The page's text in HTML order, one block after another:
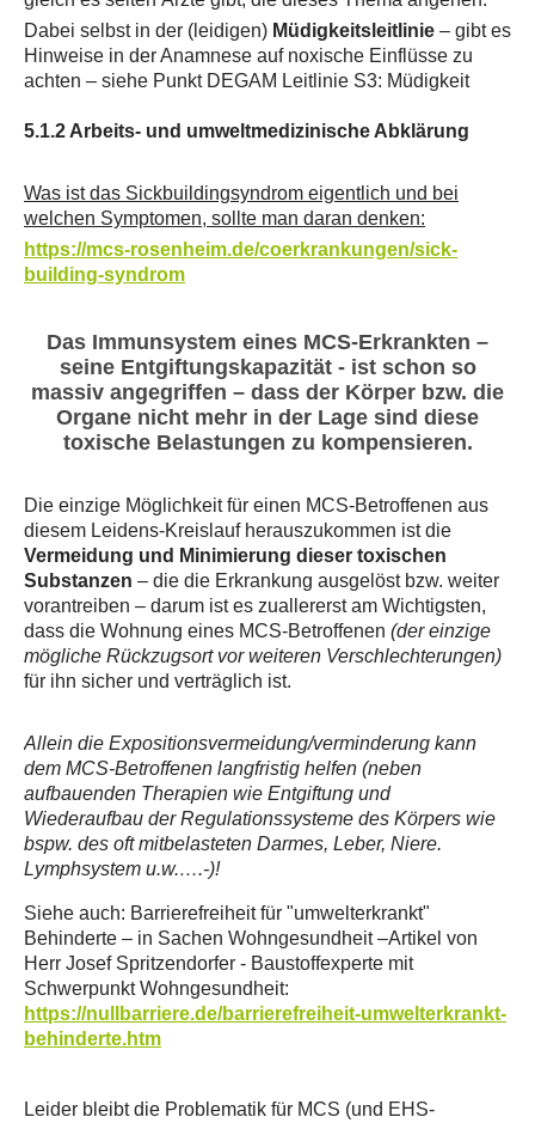
Dabei selbst in der (leidigen) Müdigkeitsleitlinie – gibt es
Hinweise in der Anamnese auf noxische Einflüsse zu
achten – siehe Punkt DEGAM Leitlinie S3: Müdigkeit
5.1.2 Arbeits- und umweltmedizinische Abklärung
Was ist das Sickbuildingsyndrom eigentlich und bei
welchen Symptomen, sollte man daran denken:
https://mcs-rosenheim.de/coerkrankungen/sick-
building-syndrom
Das Immunsystem eines MCS-Erkrankten –
seine Entgiftungskapazität - ist schon so
massiv angegriffen – dass der Körper bzw. die
Organe nicht mehr in der Lage sind diese
toxische Belastungen zu kompensieren.
Die einzige Möglichkeit für einen MCS-Betroffenen aus
diesem Leidens-Kreislauf herauszukommen ist die
Vermeidung und Minimierung dieser toxischen
Substanzen – die die Erkrankung ausgelöst bzw. weiter
vorantreiben – darum ist es zuallererst am Wichtigsten,
dass die Wohnung eines MCS-Betroffenen (der einzige
mögliche Rückzugsort vor weiteren Verschlechterungen)
für ihn sicher und verträglich ist.
Allein die Expositionsvermeidung/verminderung kann
dem MCS-Betroffenen langfristig helfen (neben
aufbauenden Therapien wie Entgiftung und
Wiederaufbau der Regulationssysteme des Körpers wie
bspw. des oft mitbelasteten Darmes, Leber, Niere.
Lymphsystem u.w.….-)!
Siehe auch: Barrierefreiheit für "umwelterkrankt"
Behinderte – in Sachen Wohngesundheit –Artikel von
Herr Josef Spritzendorfer - Baustoffexperte mit
Schwerpunkt Wohngesundheit:
https://nullbarriere.de/barrierefreiheit-umwelterkrankt-
behinderte.htm
Leider bleibt die Problematik für MCS (und EHS-